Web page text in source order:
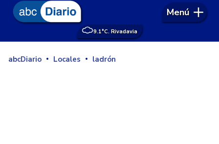
9.1°C. Rivadavia
Menú
abcDiario Locales ladrón